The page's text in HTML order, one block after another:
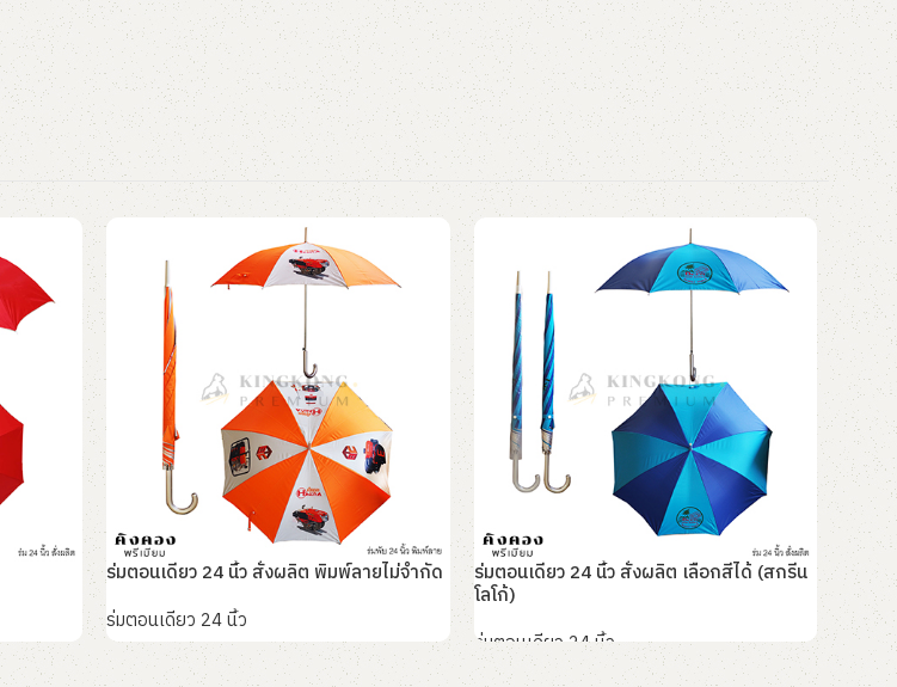
ร่มตอนเดียว 24 นิ้ว สั่งผลิต พิมพ์ลายไม่จำกัด
ร่มตอนเดียว 24 นิ้ว
อ่านเพิ่ม
ร่มตอนเดียว 24 นิ้ว สั่งผลิต เลือกสีได้ (สกรีน
โลโก้)
ร่มตอนเดียว 24 นิ้ว
อ่านเพิ่ม
ร่มตอ
ร่มตอ
อ่านเ